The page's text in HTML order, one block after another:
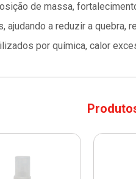
de massa,
a reduzir a
por química, calor